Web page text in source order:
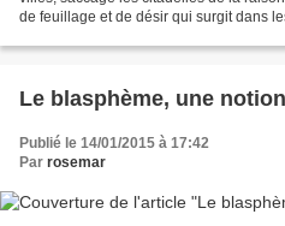
de feuillage et de désir qui surgit dans
Le blasphème, une
Publié le 14/01/2015 à 17:42
Par rosemar